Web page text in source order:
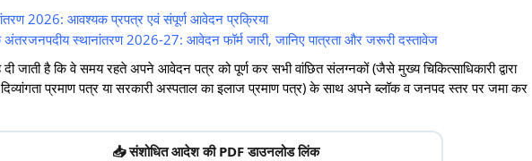
2026: आवश्यक प्रपत्र एवं संपूर्ण आवेदन प्रक्रिया
अंतरजनपदीय स्थानांतरण 2026-27: आवेदन फॉर्म जारी, जानिए पात्रता और जरूरी दस्तावेज
दी जाती है कि वे समय रहते अपने आवेदन पत्र को पूर्ण कर सभी वांछित संलग्नकों (जैसे मुख्य चिकित्साधिकारी द्वारा
प्रमाण पत्र या सरकारी अस्पताल का इलाज प्रमाण पत्र) के साथ अपने ब्लॉक व जनपद स्तर पर जमा कर
📥 संशोधित आदेश की PDF डाउनलोड लिंक